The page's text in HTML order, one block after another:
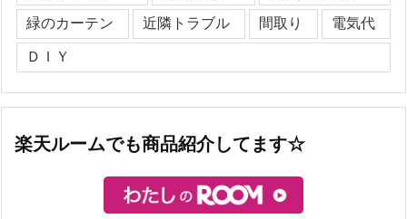
緑のカーテン
近隣トラブル 間取り
電気代
ＤＩＹ
楽天ルームでも商品紹介してます☆